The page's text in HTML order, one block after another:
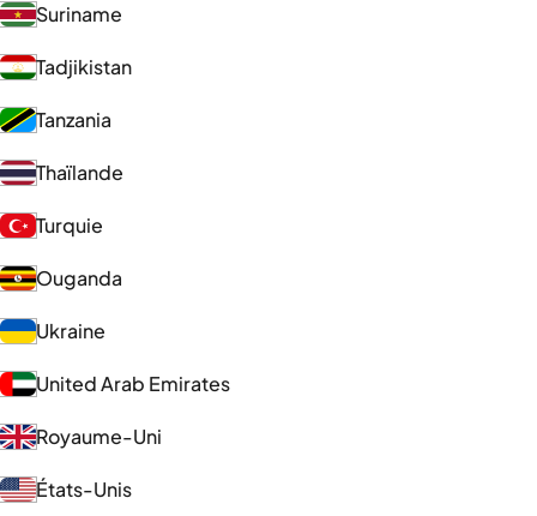
Suriname
Tadjikistan
Tanzania
Thaïlande
Turquie
Ouganda
Ukraine
United Arab Emirates
Royaume-Uni
États-Unis